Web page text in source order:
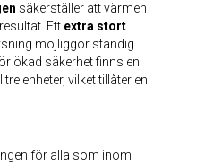
säkerställer att värmen
Ett extra stort
möjliggör ständig
ökad säkerhet finns en
enheter, vilket tillåter en
för alla som inom